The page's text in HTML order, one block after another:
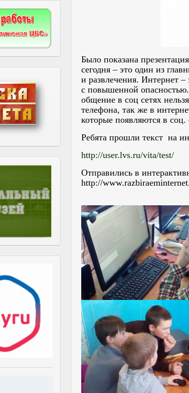
Было показана
сегодня – это один из
и развлечения. Интернет –
с повышенной
общение в соц сетях
телефона, так же в
которые появляются в соц.
Ребята прошли текст на
http://user.lvs.ru/vita/test/
Отправились в
http://